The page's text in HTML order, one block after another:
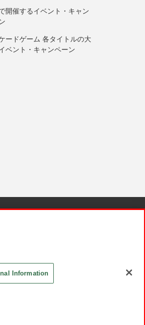
開催するイベント・キャン
ードゲーム 各タイトルの大
ベント・キャンペーン
Information